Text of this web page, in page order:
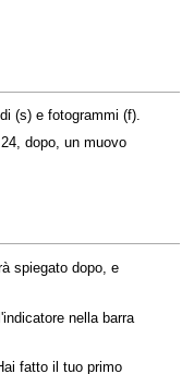
(s) e fotogrammi (f).
dopo, un muovo
spiegato dopo, e
nella barra
fatto il tuo primo